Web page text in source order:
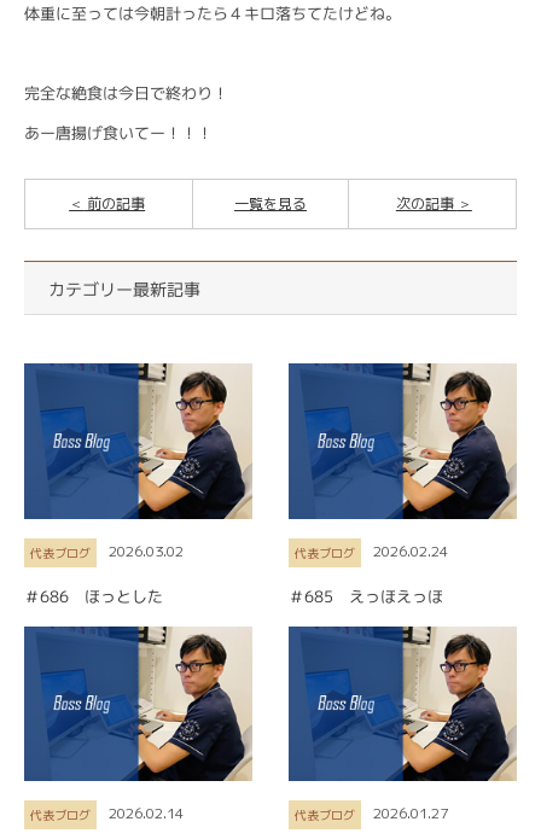
体重に至っては今朝計ったら４キロ落ちてたけどね。
完全な絶食は今日で終わり！
あー唐揚げ食いてー！！！
前の記事 次の記事
一覧を見る
カテゴリー最新記事
代表ブログ 2026.03.02
＃686 ほっとした
代表ブログ 2026.02.24
＃685 えっほえっほ
代表ブログ 2026.02.14 代表ブログ 2026.01.27